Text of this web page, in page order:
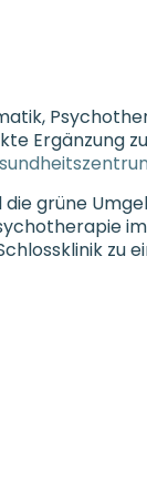
Ergänzung
die grüne
zu